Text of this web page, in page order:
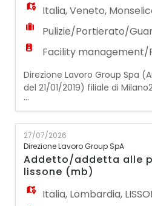
Italia,Veneto,
Pulizie/Portierato/
Facility management/
Direzione Lavoro Group Spa
del 21/01/2019) filiale di
azienda operante nel settore
pulizie/multiservizi/
1 ADDETTA/O ALLE PULIZIE
pulizie si occuperà dell'attività
sanificazione e pulizia
scuola (aule, bagni, corridoi,
refettorio). Requisiti
...
27/07/2026
Direzione Lavoro Group SpA
Addetto/addetta alle
lissone (mb)
Italia, Lombardia,